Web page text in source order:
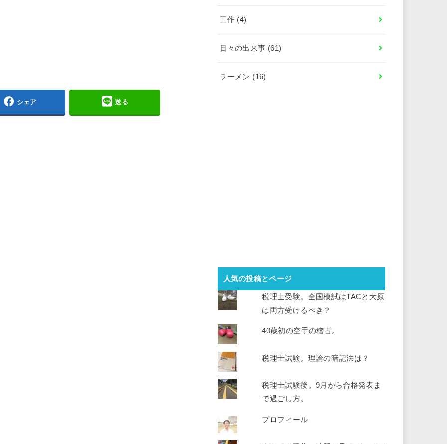
シェア 送る
工作 (4)
日々の出来事 (61)
ラーメン (16)
人気の投稿とページ
税理士受験。全国模試はTACと大原
は両方受けるべき？
40歳初の空手の稽古。
税理士試験。理論の暗記法は？
税理士試験後。9月から合格発表ま
で過ごし方。
プロフィール